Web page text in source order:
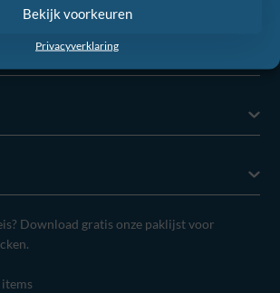
Bekijk voorkeuren
Privacyverklaring
Download gratis onze paklijst voor